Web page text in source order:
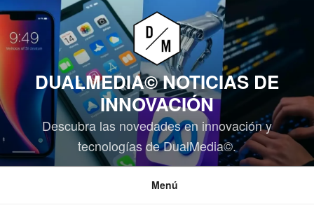
Saltar
contenido
DUALMEDIA© NOTICIAS DE
INNOVACIÓN
Descubra las novedades en innovación y
tecnologías de DualMedia©.
Menú